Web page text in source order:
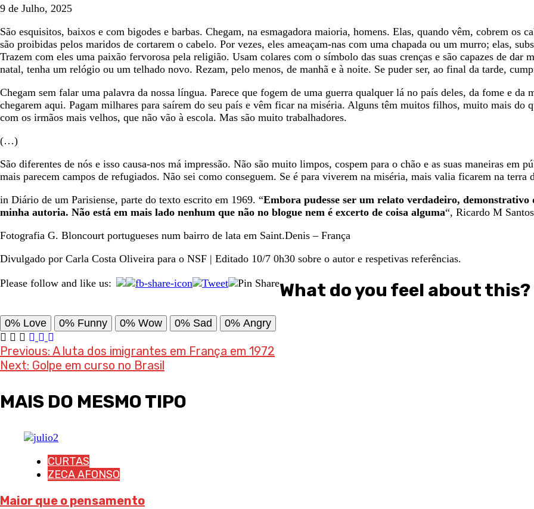
9 de Julho, 2025
São esquisitos, baixos e com bigodes e barbas. Chegam, na esmagadora maioria, homens. Elas, quando vêm, cobrem os
são proibidas pelos maridos de cortarem o cabelo. Por vezes, eles ameaçam-nas com uma chapada ou um murro; elas,
Trazem com eles uma paixão fervorosa pela religião. Usam colares com o símbolo das suas crenças e são capazes de dar
natal, tenha um relógio ou um telhado novo. Rezam, pelo menos, de manhã e à noite. Se puder ser, ao final da tarde,
Chegam sem falar uma palavra da nossa língua. Parece que fogem de uma guerra qualquer lá no país deles, da fome e
chegarem aqui. Pagam milhares para saírem do seu país e vêm ficar na miséria. Alguns têm muitos filhos, muito mais do
com os irmãos mais velhos, que não vão à escola. Mas são muito trabalhadores.
(…)
São diferentes de nós e isso causa-nos má impressão. Não são muito limpos, cospem para o chão e as suas maneiras em
mais parecem campos de refugiados. Não sei como conseguem. Se é para viverem na miséria, mais valia ficarem na terra
in Diário de um Parisiense, parte do texto escrito em 1969. “Embora pudesse ser um relato verdadeiro, demonstrativo
minha autoria. Não está em mais lado nenhum que não no blogue nem é excerto de coisa alguma“, Ricardo M Santos
Fotografia G. Bloncourt portugueses num bairro de lata em Saint.Denis – França
Divulgado por Carla Costa Oliveira para o NSF | Editado 10/7 0h30 sobre o autor e respetivas referências.
Please follow and like us: What do you feel about this?
0% Love 0% Funny 0% Wow 0% Sad 0% Angry
Post
navigation
Previous: A luta dos imigrantes em França em 1972
Next: Golpe em curso no Brasil
MAIS DO MESMO TIPO
CURTAS
ZECA AFONSO
Maior que o pensamento